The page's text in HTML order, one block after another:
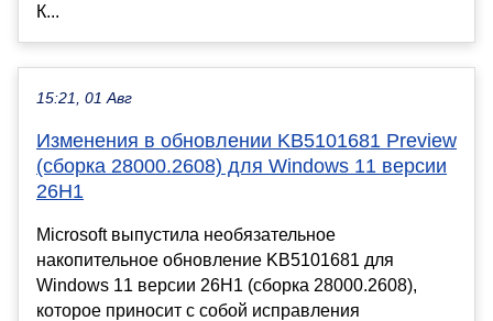
К...
15:21, 01 Авг
Изменения в обновлении KB5101681 Preview
(сборка 28000.2608) для Windows 11 версии
26H1
Microsoft выпустила необязательное
накопительное обновление KB5101681 для
Windows 11 версии 26H1 (сборка 28000.2608),
которое приносит с собой исправления